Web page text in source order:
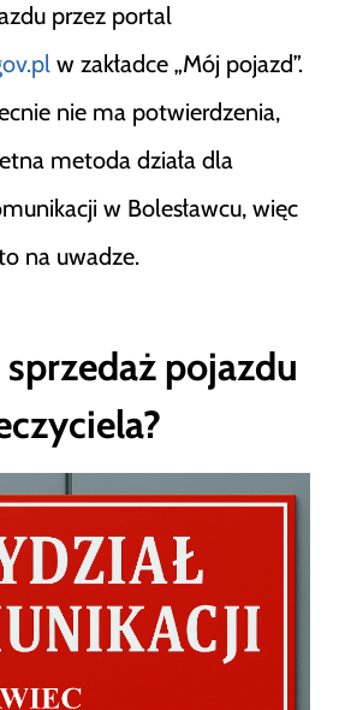
przez portal
w zakładce „Mój pojazd”.
nie ma potwierdzenia,
metoda działa dla
w Bolesławcu, więc
na uwadze.
sprzedaż pojazdu